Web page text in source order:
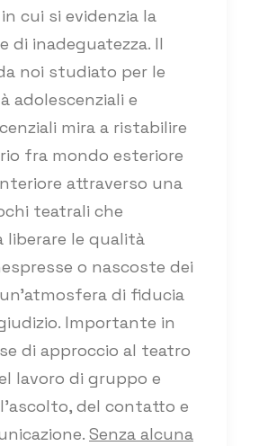
cui si evidenzia la
di inadeguatezza. Il
noi studiato per le
adolescenziali e
mira a ristabilire
fra mondo esteriore
attraverso una
teatrali che
liberare le qualità
o nascoste dei
di fiducia
Importante in
di approccio al teatro
lavoro di gruppo e
del contatto e
Senza alcuna